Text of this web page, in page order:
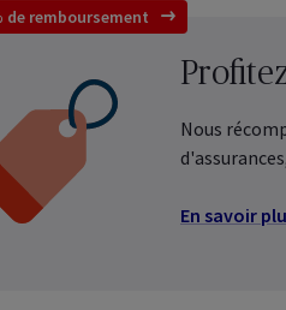
de remboursement
Nous
En savoir